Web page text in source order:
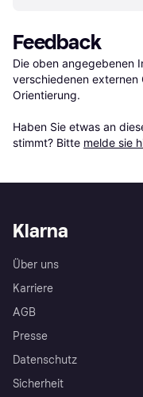
Feedback
Die oben angegebenen
verschiedenen externen
Orientierung.
Haben Sie etwas an
stimmt? Bitte melde sie
Klarna
Über uns
Karriere
AGB
Presse
Datenschutz
Sicherheit